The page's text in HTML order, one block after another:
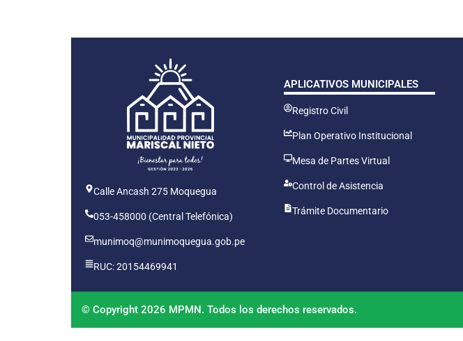
Calle Ancash 275 Moquegua
053-458000 (Central Telefónica)
munimoq@munimoquegua.gob.pe
RUC: 20154469941
APLICATIVOS MUNICIPALES
Registro Civil
Plan Operativo Institucional
Mesa de Partes Virtual
Control de Asistencia
Trámite Documentario
© Copyright 2026 MPMN. Todos los derechos reservados.